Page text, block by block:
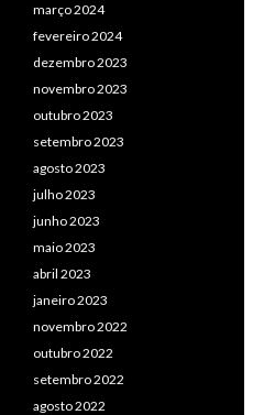
março 2024
fevereiro 2024
dezembro 2023
novembro 2023
outubro 2023
setembro 2023
agosto 2023
julho 2023
junho 2023
maio 2023
abril 2023
janeiro 2023
novembro 2022
outubro 2022
setembro 2022
agosto 2022